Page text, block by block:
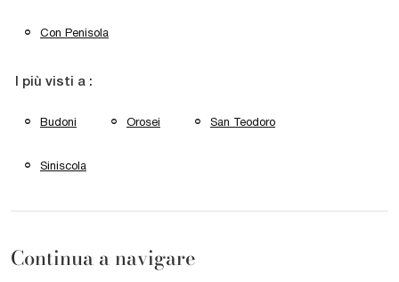
Con Penisola
I più visti a :
Budoni Orosei San Teodoro
Siniscola
Continua a navigare